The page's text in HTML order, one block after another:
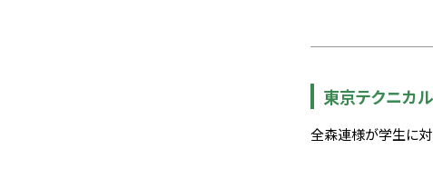
東京テクニカ
全森連様が学生に対